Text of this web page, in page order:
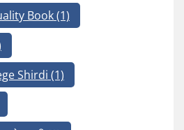
Book(1)
Shirdi (1)